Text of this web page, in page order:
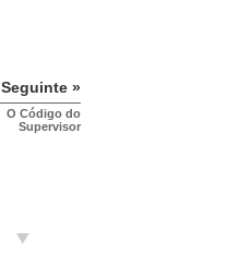
Seguinte »
O Código do
Supervisor